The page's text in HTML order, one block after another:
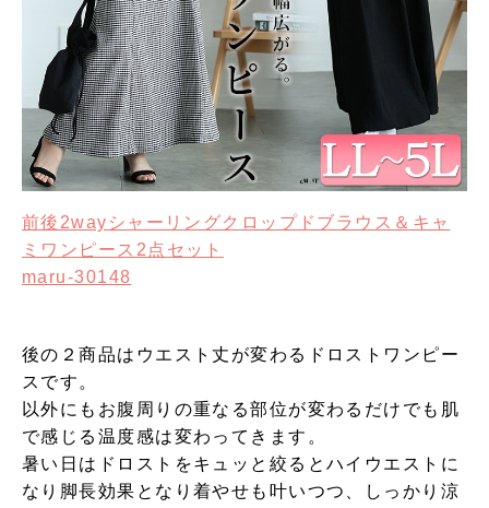
前後2wayシャーリングクロップドブラウス＆キャ
ミワンピース2点セット
maru-30148
後の２商品はウエスト丈が変わるドロストワンピー
スです。
以外にもお腹周りの重なる部位が変わるだけでも肌
で感じる温度感は変わってきます。
暑い日はドロストをキュッと絞るとハイウエストに
なり脚長効果となり着やせも叶いつつ、しっかり涼